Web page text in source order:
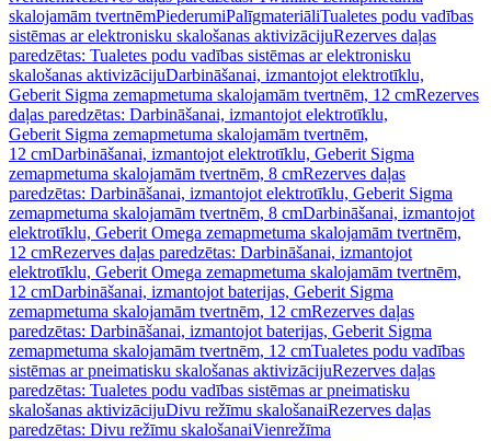
skalojamām tvertnēmPiederumiPalīgmateriāliTualetes podu vadības
sistēmas ar elektronisku skalošanas aktivizācijuRezerves daļas
paredzētas: Tualetes podu vadības sistēmas ar elektronisku
skalošanas aktivizācijuDarbināšanai, izmantojot elektrotīklu,
Geberit Sigma zemapmetuma skalojamām tvertnēm, 12 cmRezerves
daļas paredzētas: Darbināšanai, izmantojot elektrotīklu,
Geberit Sigma zemapmetuma skalojamām tvertnēm,
12 cmDarbināšanai, izmantojot elektrotīklu, Geberit Sigma
zemapmetuma skalojamām tvertnēm, 8 cmRezerves daļas
paredzētas: Darbināšanai, izmantojot elektrotīklu, Geberit Sigma
zemapmetuma skalojamām tvertnēm, 8 cmDarbināšanai, izmantojot
elektrotīklu, Geberit Omega zemapmetuma skalojamām tvertnēm,
12 cmRezerves daļas paredzētas: Darbināšanai, izmantojot
elektrotīklu, Geberit Omega zemapmetuma skalojamām tvertnēm,
12 cmDarbināšanai, izmantojot baterijas, Geberit Sigma
zemapmetuma skalojamām tvertnēm, 12 cmRezerves daļas
paredzētas: Darbināšanai, izmantojot baterijas, Geberit Sigma
zemapmetuma skalojamām tvertnēm, 12 cmTualetes podu vadības
sistēmas ar pneimatisku skalošanas aktivizācijuRezerves daļas
paredzētas: Tualetes podu vadības sistēmas ar pneimatisku
skalošanas aktivizācijuDivu režīmu skalošanaiRezerves daļas
paredzētas: Divu režīmu skalošanaiVienrežīma